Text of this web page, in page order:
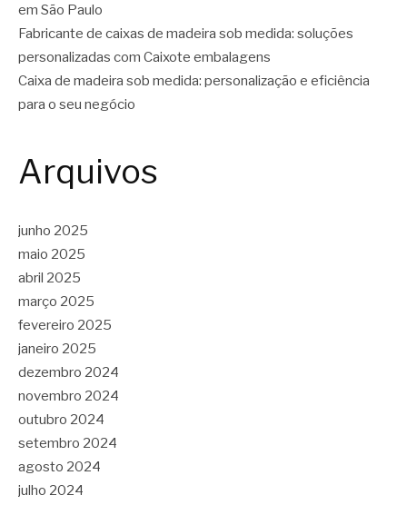
em São Paulo
Fabricante de caixas de madeira sob medida: soluções
personalizadas com Caixote embalagens
Caixa de madeira sob medida: personalização e eficiência
para o seu negócio
Arquivos
junho 2025
maio 2025
abril 2025
março 2025
fevereiro 2025
janeiro 2025
dezembro 2024
novembro 2024
outubro 2024
setembro 2024
agosto 2024
julho 2024